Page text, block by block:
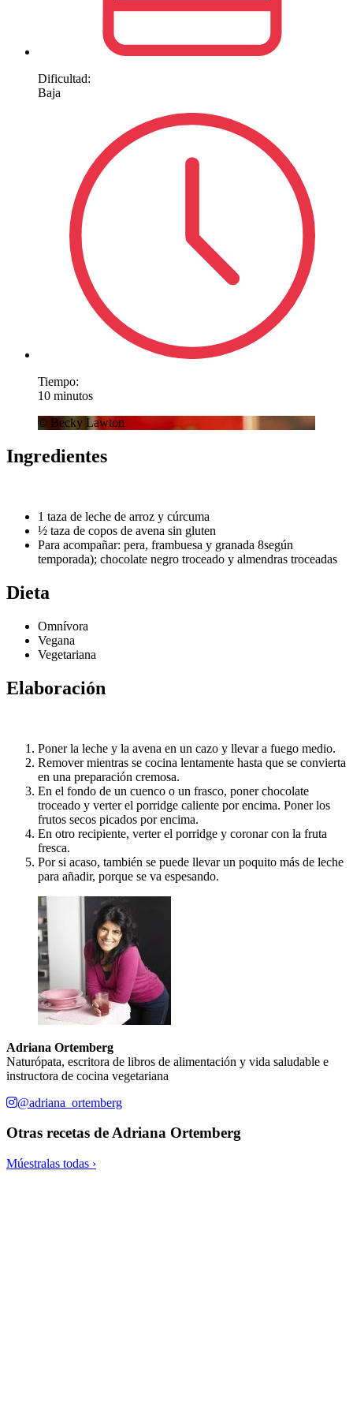
Dificultad:
Baja
Tiempo:
10 minutos
© Becky Lawton
Ingredientes
1 taza de leche de arroz y cúrcuma
½ taza de copos de avena sin gluten
Para acompañar: pera, frambuesa y granada 8según
temporada); chocolate negro troceado y almendras troceadas
Dieta
Omnívora
Vegana
Vegetariana
Elaboración
Poner la leche y la avena en un cazo y llevar a fuego medio.
Remover mientras se cocina lentamente hasta que se convierta
en una preparación cremosa.
En el fondo de un cuenco o un frasco, poner chocolate
troceado y verter el porridge caliente por encima. Poner los
frutos secos picados por encima.
En otro recipiente, verter el porridge y coronar con la fruta
fresca.
Por si acaso, también se puede llevar un poquito más de leche
para añadir, porque se va espesando.
Adriana Ortemberg
Naturópata, escritora de libros de alimentación y vida saludable e
instructora de cocina vegetariana
@adriana_ortemberg
Otras recetas deAdriana Ortemberg
Múestralas todas ›